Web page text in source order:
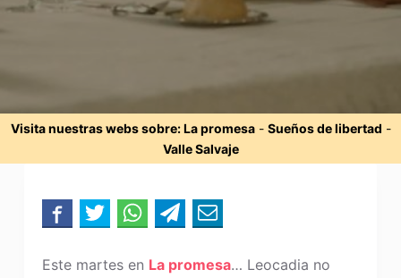
Visita nuestras webs sobre:La promesa- Sueños de libertad -
Valle Salvaje
Este martes en La promesa… Leocadia no